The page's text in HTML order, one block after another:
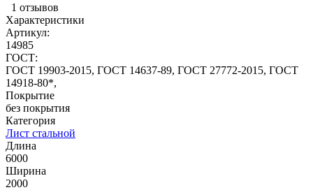
1 отзывов
Характеристики
Артикул:
14985
ГОСТ:
ГОСТ 19903-2015, ГОСТ 14637-89, ГОСТ 27772-2015, ГОСТ
14918-80*,
Покрытие
без покрытия
Категория
Лист стальной
Длина
6000
Ширина
2000